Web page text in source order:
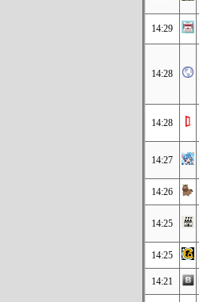
14:29
14:28
14:28
14:27
14:26
14:25
14:25
14:21